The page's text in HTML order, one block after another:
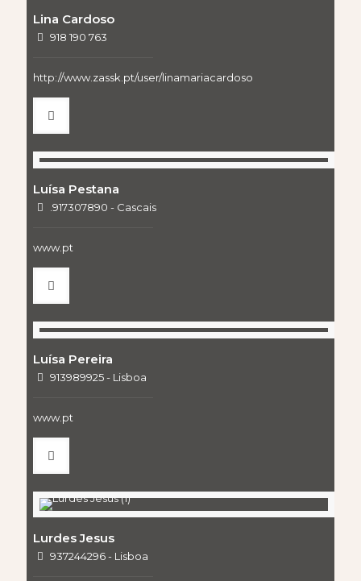
Lina Cardoso
918 190 763
http://www.zassk.pt/user/linamariacardoso
Luísa Pestana
.917307890 - Cascais
www.pt
Luísa Pereira
913989925 - Lisboa
www.pt
Lurdes Jesus
937244296 - Lisboa